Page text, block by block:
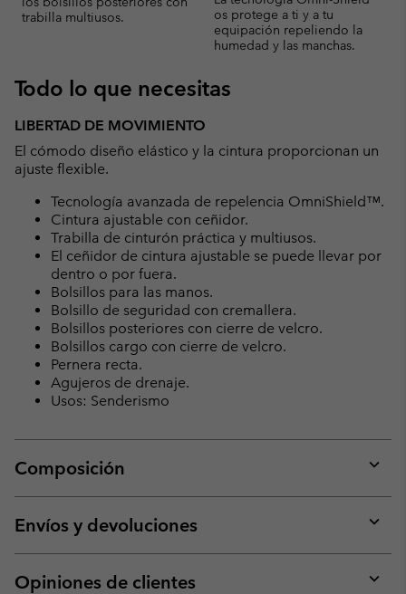
trabilla multiusos.
os protege a ti y a tu
equipación repeliendo la
humedad y las manchas.
Todo lo que necesitas
LIBERTAD DE MOVIMIENTO
El cómodo diseño elástico y la cintura proporcionan un
ajuste flexible.
Tecnología avanzada de repelencia OmniShield™.
Cintura ajustable con ceñidor.
Trabilla de cinturón práctica y multiusos.
El ceñidor de cintura ajustable se puede llevar por
dentro o por fuera.
Bolsillos para las manos.
Bolsillo de seguridad con cremallera.
Bolsillos posteriores con cierre de velcro.
Bolsillos cargo con cierre de velcro.
Pernera recta.
Agujeros de drenaje.
Usos: Senderismo
Composición
or
Envíos y devoluciones
or
Opiniones de clientes